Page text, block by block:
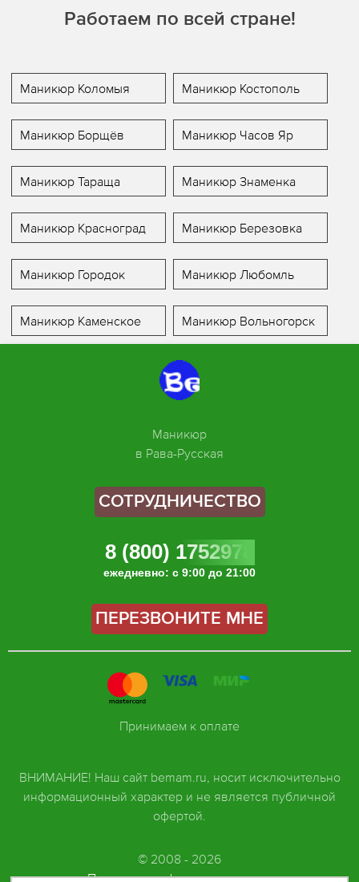
Работаем по всей стране!
Маникюр Коломыя Маникюр Костополь
Маникюр Борщёв Маникюр Часов Яр
Маникюр Тараща Маникюр Знаменка
Маникюр Красноград Маникюр Березовка
Маникюр Городок Маникюр Любомль
Маникюр Каменское Маникюр Вольногорск
Маникюр
в Рава-Русская
СОТРУДНИЧЕСТВО
8 (800) 1752978
ежедневно: с 9:00 до 21:00
ПЕРЕЗВОНИТЕ МНЕ
ВНИМАНИЕ! Наш сайт bemam.ru, носит исключительно
информационный характер и не является публичной
офертой.
© 2008 - 2026
Политика конфиденциальности
Принимаем к оплате